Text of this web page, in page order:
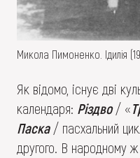
Микола Пимоненко. Ідилія
Як відомо, існує дві
календаря: Різдво/ «
Паска/ пасхальний
другого. В народному